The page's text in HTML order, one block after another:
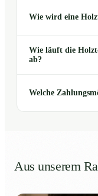
Wie wird eine
Wie läuft die
ab?
Welche
Aus unserem